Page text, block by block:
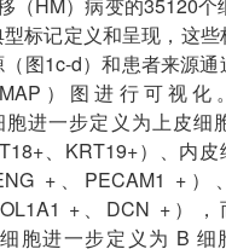
标记定义和呈现，这
图1c-d）和患者来源
）图进行可视化
胞进一步定义为上皮细
、KRT19+）、内皮
+、PECAM1 +
+、DCN +）
胞进一步定义为 B 细